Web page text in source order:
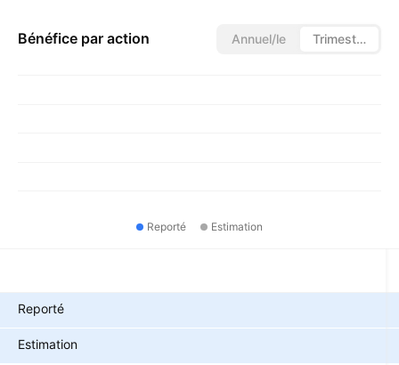
Bénéfice par action Annuel/le Trimestriel/le
Reporté Estimation
Reporté
Estimation